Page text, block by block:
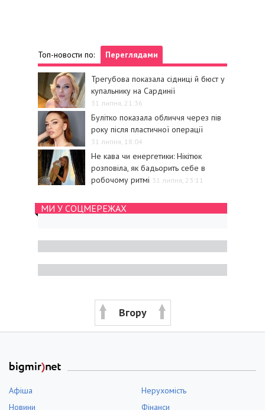
Топ-новости по: Переглядами
Трегубова показала сідниці й бюст у
купальнику на Сардинії
31 липня, 21:36
Булітко показала обличчя через пів
року після пластичної операції
31 липня, 18:04
Не кава чи енергетики: Нікітюк
розповіла, як бадьорить себе в
робочому ритмі 31 липня, 23:11
МИ У СОЦМЕРЕЖАХ
Вгору
Афіша
Нерухомість
Новини
Фінанси